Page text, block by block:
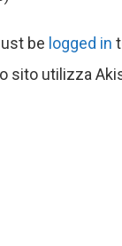
be logged in
sito utilizza